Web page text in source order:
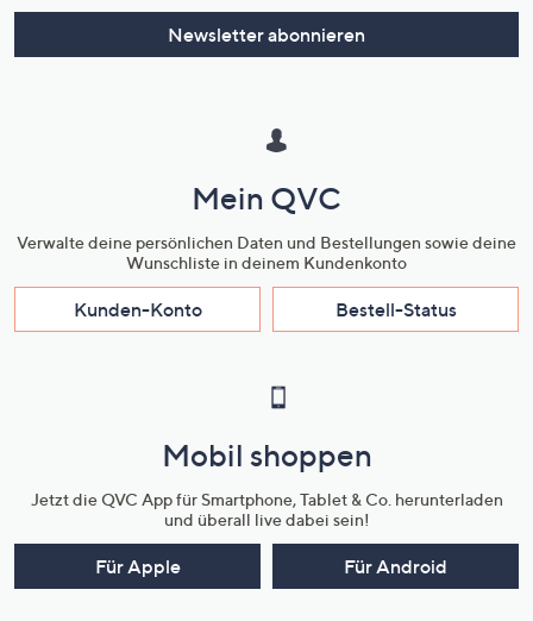
wischen
rechts,
Newsletter abonnieren
Mein QVC
Verwalte deine persönlichen Daten und Bestellungen sowie deine
Wunschliste in deinem Kundenkonto
Kunden-Konto Bestell-Status
Mobil shoppen
Jetzt die QVC App für Smartphone, Tablet & Co. herunterladen
und überall live dabei sein!
Für Apple Für Android